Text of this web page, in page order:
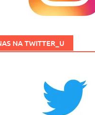
NA TWITTER_U